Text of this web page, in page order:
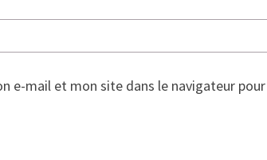
e-mail et mon site dans le navigateur